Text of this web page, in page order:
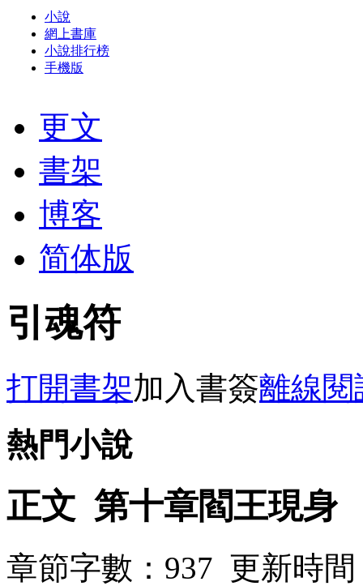
小說
網上書庫
小說排行榜
手機版
更文
書架
博客
简体版
引魂符
打開書架加入書簽離線閱
熱門小說
正文 第十章閻王現身
章節字數：937 更新時間